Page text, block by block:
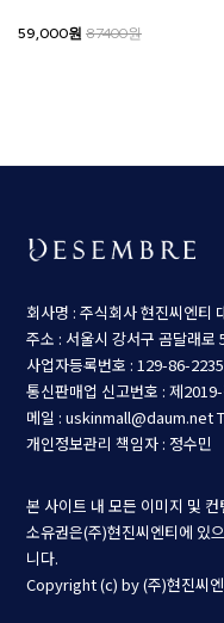
59,000원 87400원
회사명 : 주식회사 현진씨엔티
주소 : 서울시 강서구 곰달래로
사업자등록번호 : 129-86-
통신판매업 신고번호 : 제
메일 : uskinmall@daum.net
개인정보관리 책임자 : 정수민
본 사이트 내 모든 이미지 및
소유권은(주)현진씨엔티에 있
니다.
Copyright (c) by (주)현진씨